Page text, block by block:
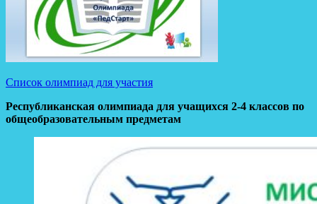
Список олимпиад для участия
Республиканская олимпиада для учащихся 2-4 классов по
общеобразовательным предметам